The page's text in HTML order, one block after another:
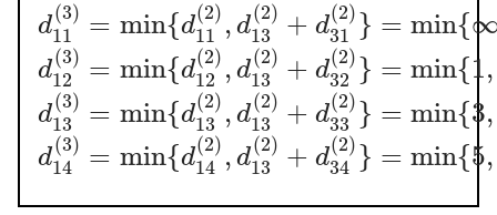
d
(3)
11
= min{d
(2)
11 , d
(2)
13
+ d
(2)
31 } = min{
d
(3)
12
= min{d
(2)
12 , d
(2)
13
+ d
(2)
32 } = min{1,
d
(3)
13
= min{d
(2)
13 , d
(2)
13
+ d
(2)
33 } = min{3,
d
(3)
14
= min{d
(2)
14 , d
(2)
13
+ d
(2)
34 } = min{5,